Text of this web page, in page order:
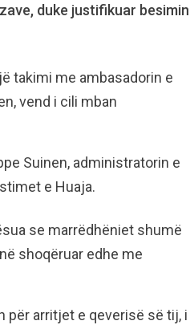
duke justifikuar besimin
takimi me ambasadorin e
vend i cili mban
Suinen, administratorin e
e Huaja.
se marrëdhëniet shumë
shoqëruar edhe me
për arritjet e qeverisë së tij, i